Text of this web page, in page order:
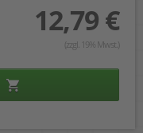
12,79 €
(zzgl. 19% Mwst.)